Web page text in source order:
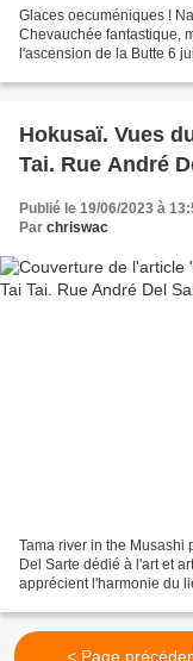
Glaces oecuméniques !
Chevauchée fantastique,
l'ascension de la Butte 6
Hokusaï. Vues
Tai. Rue André
Publié le 19/06/2023 à
Par chriswac
Tama river in the Musashi
Del Sarte dédié à l'art et
apprécient l'harmonie du
< Page